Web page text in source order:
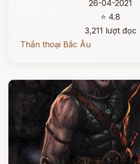
26-04-2021
⭐ 4.8
3,211 lượt đọc
Thần thoại Bắc Âu